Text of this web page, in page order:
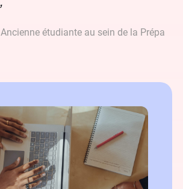
Ancienne étudiante au sein de la Prépa